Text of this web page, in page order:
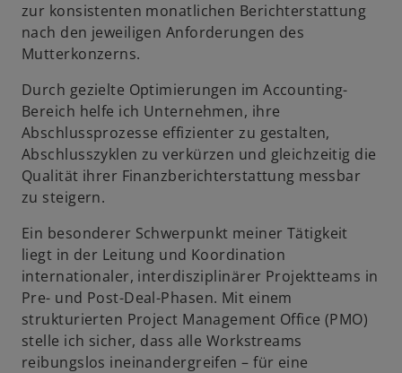
zur konsistenten monatlichen Berichterstattung
nach den jeweiligen Anforderungen des
Mutterkonzerns.
Durch gezielte Optimierungen im Accounting-
Bereich helfe ich Unternehmen, ihre
Abschlussprozesse effizienter zu gestalten,
Abschlusszyklen zu verkürzen und gleichzeitig die
Qualität ihrer Finanzberichterstattung messbar
zu steigern.
Ein besonderer Schwerpunkt meiner Tätigkeit
liegt in der Leitung und Koordination
internationaler, interdisziplinärer Projektteams in
Pre- und Post-Deal-Phasen. Mit einem
strukturierten Project Management Office (PMO)
stelle ich sicher, dass alle Workstreams
reibungslos ineinandergreifen – für eine